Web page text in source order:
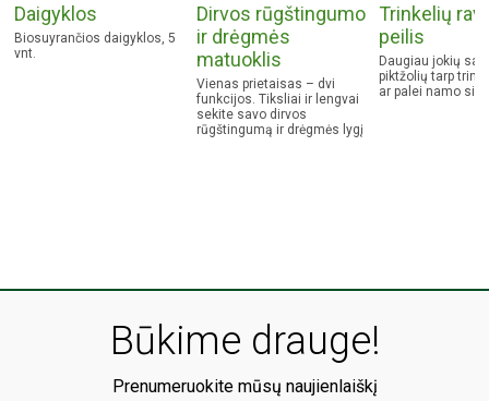
Daigyklos
Biosuyrančios daigyklos, 5
vnt.
Dirvos rūgštingumo
ir drėgmės
matuoklis
Vienas prietaisas – dvi
funkcijos. Tiksliai ir lengvai
sekite savo dirvos
rūgštingumą ir drėgmės lygį
Trinkelių
peilis
Daugiau jokių
piktžolių tarp
ar palei namo
Būkime drauge!
Prenumeruokite mūsų naujienlaiškį